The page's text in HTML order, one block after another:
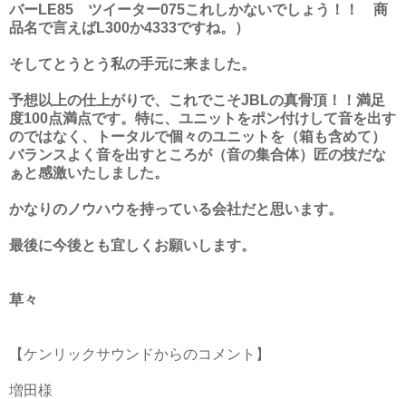
バーLE85 ツイーター075これしかないでしょう！！ 商
品名で言えばL300か4333ですね。）
そしてとうとう私の手元に来ました。
予想以上の仕上がりで、これでこそJBLの真骨頂！！満足
度100点満点です。特に、ユニットをポン付けして音を出す
のではなく、トータルで個々のユニットを（箱も含めて）
バランスよく音を出すところが（音の集合体）匠の技だな
ぁと感激いたしました。
かなりのノウハウを持っている会社だと思います。
最後に今後とも宜しくお願いします。
草々
【ケンリックサウンドからのコメント】
増田様